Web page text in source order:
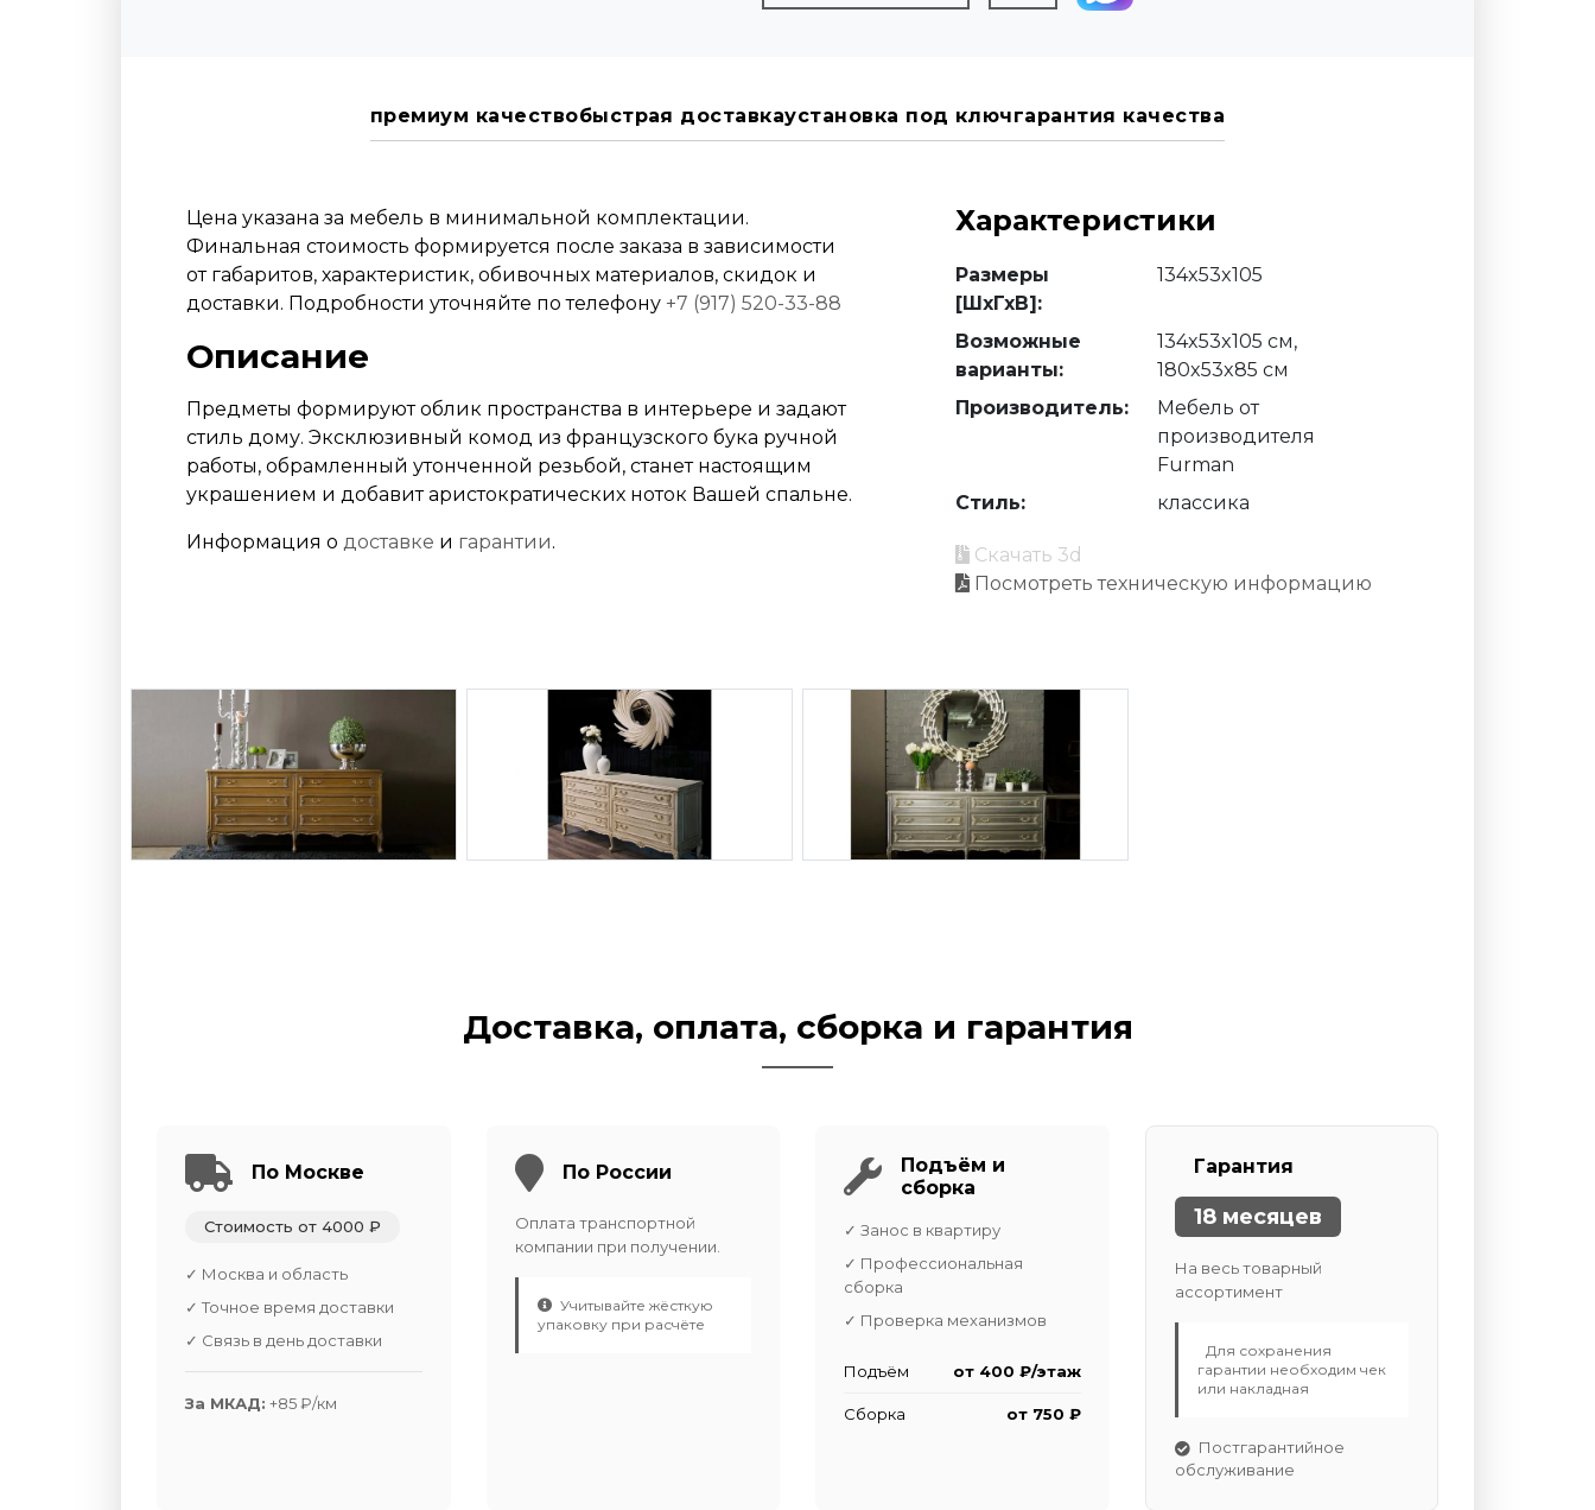
премиум качествобыстрая доставкаустановка под ключгарантия качества
Цена указана за мебель в минимальной комплектации.
Финальная стоимость формируется после заказа в зависимости
от габаритов, характеристик, обивочных материалов, скидок и
доставки. Подробности уточняйте по телефону +7 (917) 520-33-88
Описание
Предметы формируют облик пространства в интерьере и задают
стиль дому. Эксклюзивный комод из французского бука ручной
работы, обрамленный утонченной резьбой, станет настоящим
украшением и добавит аристократических ноток Вашей спальне.
Информация о доставке и гарантии.
Характеристики
Размеры
[ШхГхВ]:
134x53x105
Возможные
варианты:
134x53x105 см,
180x53x85 см
Производитель:
Мебель от
производителя
Furman
Стиль:
классика
Скачать 3d
Посмотреть техническую информацию
Доставка, оплата, сборка и гарантия
По Москве
Стоимость от 4000 ₽
✓ Москва и область
✓ Точное время доставки
✓ Связь в день доставки
За МКАД: +85 ₽/км
По России
Оплата транспортной
компании при получении.
Учитывайте жёсткую
упаковку при расчёте
Подъём и
сборка
✓ Занос в квартиру
✓ Профессиональная
сборка
✓ Проверка механизмов
Подъём от 400 ₽/этаж
Сборка от 750 ₽
Гарантия
18 месяцев
На весь товарный
ассортимент
Для сохранения
гарантии необходим чек
или накладная
Постгарантийное
обслуживание